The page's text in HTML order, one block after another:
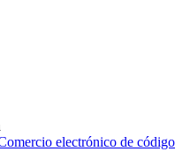
electrónico de código